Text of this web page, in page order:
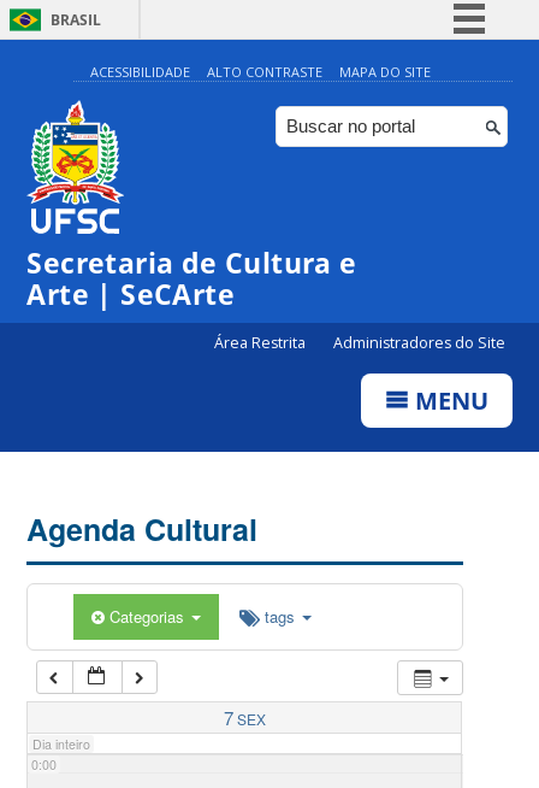
BRASIL
Simplifique!
Comunica BR
Participe
ACESSIBILIDADE ALTO CONTRASTE MAPA DO SITE
Secretaria de Cultura e
Arte | SeCArte
Área Restrita Administradores do Site
MENU
Agenda Cultural
Categorias tags
7SEX
Dia inteiro
0:00